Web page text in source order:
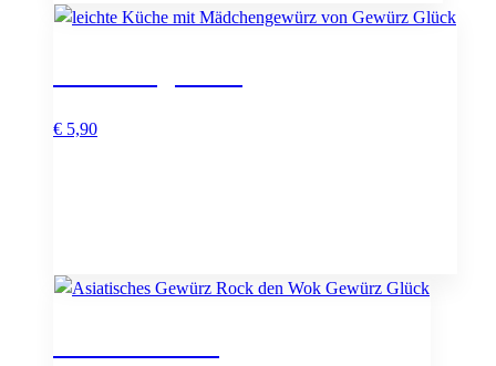
€ 5,90